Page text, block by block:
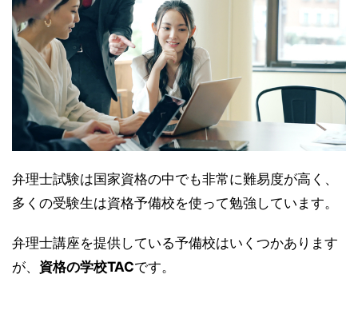
弁理士試験は国家資格の中でも非常に難易度が高く、
多くの受験生は資格予備校を使って勉強しています。
弁理士講座を提供している予備校はいくつかあります
が、 資格の学校TACです。